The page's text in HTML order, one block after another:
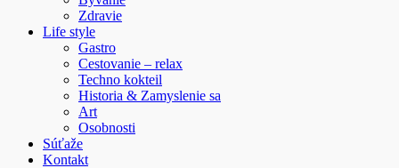
Zdravie
Life style
Gastro
Cestovanie – relax
Techno kokteil
Historia & Zamyslenie sa
Art
Osobnosti
Súťaže
Kontakt